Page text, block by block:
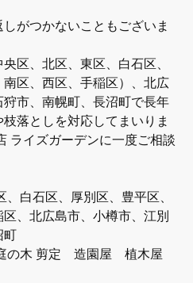
がつかないこともございま
区、北区、東区、白石区、
区、西区、手稲区）、北広
市、南幌町、長沼町で長年
落としを対応してまいりま
ライズガーデンに一度ご相談
白石区、厚別区、豊平区、
、北広島市、小樽市、江別
町
の木 剪定 造園屋 植木屋